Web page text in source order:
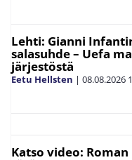
Lehti: Gianni
salasuhde – Uefa
järjestöstä
Eetu Hellsten | 08.08.2026
Katso video: